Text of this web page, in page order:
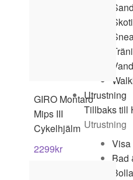
Utrustning
Tillbaks till
Utrustning
Visa
Bad
GIRO Montaro
Mips III
Cykelhjälm
2299kr